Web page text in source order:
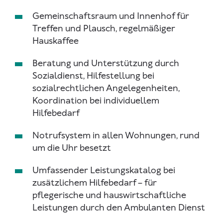
Gemeinschaftsraum und Innenhof für
Treffen und Plausch, regelmäßiger
Hauskaffee
Beratung und Unterstützung durch
Sozialdienst, Hilfestellung bei
sozialrechtlichen Angelegenheiten,
Koordination bei individuellem
Hilfebedarf
Notrufsystem in allen Wohnungen, rund
um die Uhr besetzt
Umfassender Leistungskatalog bei
zusätzlichem Hilfebedarf – für
pflegerische und hauswirtschaftliche
Leistungen durch den Ambulanten Dienst